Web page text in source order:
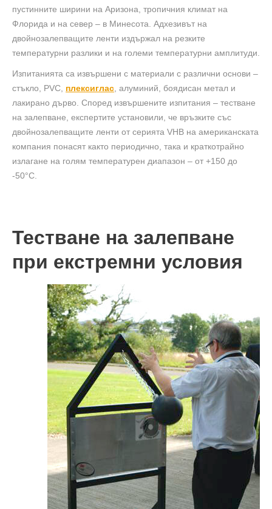
пустинните ширини на Аризона, тропичния климат на
Флорида и на север – в Минесота. Адхезивът на
двойнозалепващите ленти издържал на резките
температурни разлики и на големи температурни амплитуди.
Изпитанията са извършени с материали с различни основи –
стъкло, PVC, плексиглас , алуминий,
боядисан метал и
лакирано дърво. Според извършените изпитания – тестване
на залепване, експертите установили, че връзките със
двойнозалепващите ленти от серията VHB на американската
компания понасят както периодично, така и краткотрайно
излагане на голям температурен диапазон – от +150 до
-50°C.
Тестване на залепване
при екстремни условия